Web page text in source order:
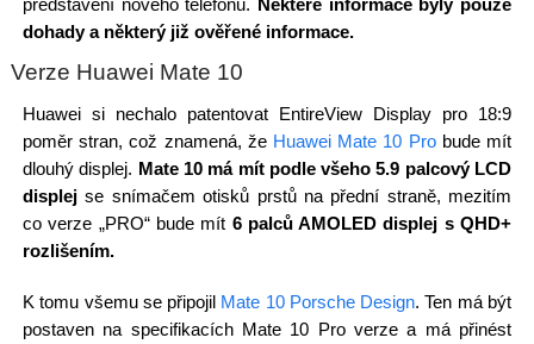
dohady a některý již ověřené informace.
Verze Huawei Mate 10
Huawei si nechalo patentovat EntireView Display pro 18:9
poměr stran, což znamená, že Huawei Mate 10 Probude mít
dlouhý displej. Mate 10 má mít podle všeho 5.9 palcový LCD
displejse snímačem otisků prstů na přední straně, mezitím
co verze „PRO“ bude mít 6 palců AMOLED displej s QHD+
rozlišením.
K tomu všemu se připojil Mate 10 Porsche Design. Ten má být
postaven na specifikacích Mate 10 Pro verze a má přinést